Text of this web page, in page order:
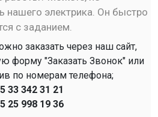
нашего электрика. Он быстро
с заданием.
заказать через наш сайт,
форму "Заказать Звонок" или
по номерам телефона;
33 342 31 21
25 998 19 36